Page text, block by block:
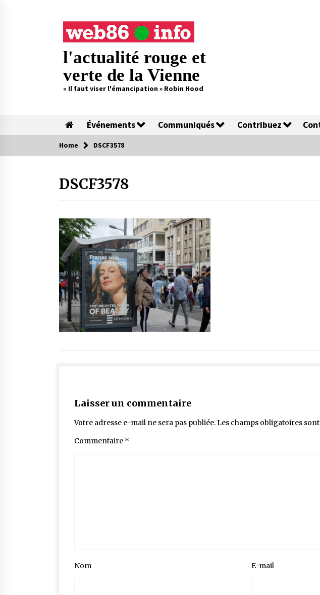
l'actualité rouge et
verte de la Vienne
« Il faut viser l'émancipation » Robin Hood
Événements Communiqués Contribuez
Home DSCF3578
DSCF3578
Laisser un commentaire
Votre adresse e-mail ne sera pas publiée.Les champs obligatoires
Commentaire *
Nom E-mail